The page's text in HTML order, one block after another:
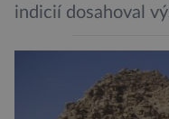
indicií dosahoval
pojmenování
jeho života je